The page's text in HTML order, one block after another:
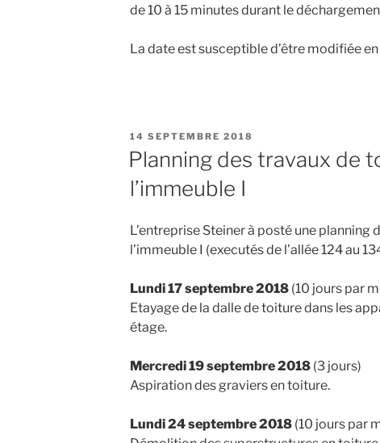
de 10 à 15 minutes durant le
La date est susceptible d’être modifiée
PUBLIÉ
LE
14 SEPTEMBRE 2018
Planning des travaux de
l’immeuble I
L’entreprise Steiner à posté une planning
l’immeuble I (executés de l’allée 124 au
Lundi 17 septembre 2018(10 jours par
Etayage de la dalle de toiture dans les
étage.
Mercredi 19 septembre 2018(3 jours)
Aspiration des graviers en toiture.
Lundi 24 septembre 2018(10 jours par